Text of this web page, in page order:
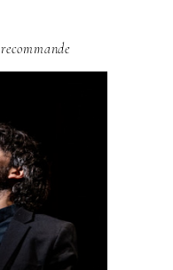
recommande